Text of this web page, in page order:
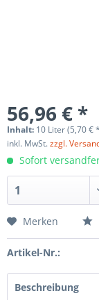
56,96 € *
Inhalt: 10 Liter (5,70 €
inkl. MwSt.zzgl.
Sofort
Merken
Artikel-Nr.:
Beschreibung